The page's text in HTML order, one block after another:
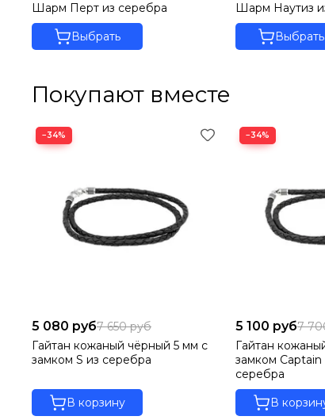
Купите шарм Манназ из серебра онлайн с
Шарм Перт из серебра
Выбрать
Шарм Наутиз
Выбрать
Покупают вместе
−34%
5 080 руб7 650 руб
Гайтан кожаный чёрный 5 мм с
замком S из серебра
В корзину
−34%
5 100 руб7
Гайтан
замком Captain
серебра
В